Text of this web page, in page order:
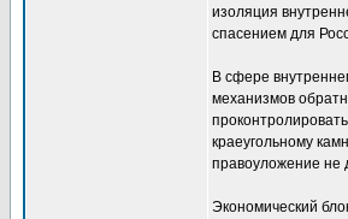
изоляция
спасением для
В сфере
механизмов
краеугольному
правоуложение не
Экономический